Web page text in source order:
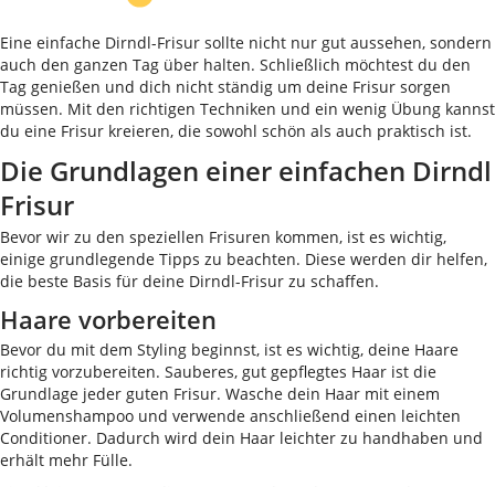
Eine einfache Dirndl-Frisur sollte nicht nur gut aussehen, sondern
auch den ganzen Tag über halten. Schließlich möchtest du den
Tag genießen und dich nicht ständig um deine Frisur sorgen
müssen. Mit den richtigen Techniken und ein wenig Übung kannst
du eine Frisur kreieren, die sowohl schön als auch praktisch ist.
Die Grundlagen einer einfachen Dirndl
Frisur
Bevor wir zu den speziellen Frisuren kommen, ist es wichtig,
einige grundlegende Tipps zu beachten. Diese werden dir helfen,
die beste Basis für deine Dirndl-Frisur zu schaffen.
Haare vorbereiten
Bevor du mit dem Styling beginnst, ist es wichtig, deine Haare
richtig vorzubereiten. Sauberes, gut gepflegtes Haar ist die
Grundlage jeder guten Frisur. Wasche dein Haar mit einem
Volumenshampoo und verwende anschließend einen leichten
Conditioner. Dadurch wird dein Haar leichter zu handhaben und
erhält mehr Fülle.